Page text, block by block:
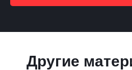
Другие